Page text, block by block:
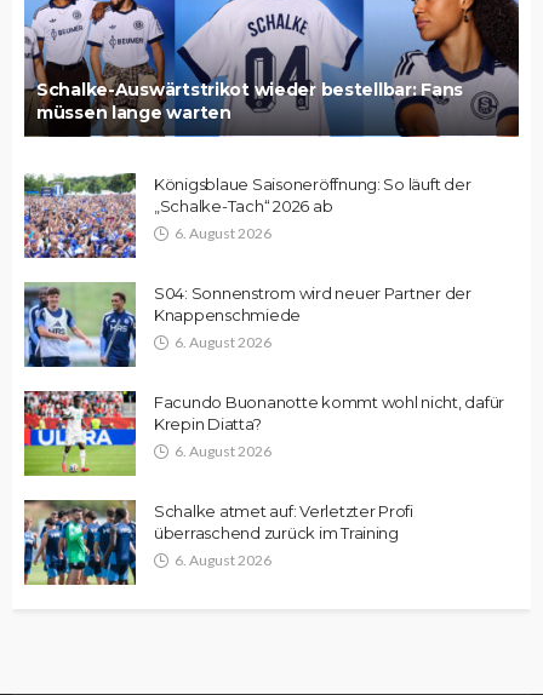
Schalke-Auswärtstrikot wieder bestellbar: Fans
müssen lange warten
Königsblaue Saisoneröffnung: So läuft der
„Schalke-Tach“ 2026 ab
6. August 2026
S04: Sonnenstrom wird neuer Partner der
Knappenschmiede
6. August 2026
Facundo Buonanotte kommt wohl nicht, dafür
Krepin Diatta?
6. August 2026
Schalke atmet auf: Verletzter Profi
überraschend zurück im Training
6. August 2026